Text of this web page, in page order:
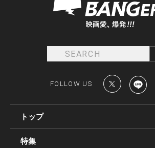
FOLLOW US
トップ
特集